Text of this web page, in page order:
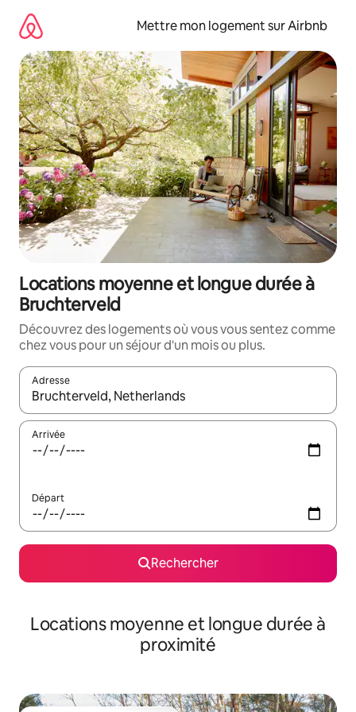
directement
contenu
Mettre mon logement sur Airbnb
Locations moyenne et longue durée à
Bruchterveld
Découvrez des logements où vous vous sentez comme
chez vous pour un séjour d'un mois ou plus.
Adresse
Lorsque les résultats s'affichent, utilisez les flèches vers le
Arrivée
Départ
Rechercher
Locations moyenne et longue durée à
proximité